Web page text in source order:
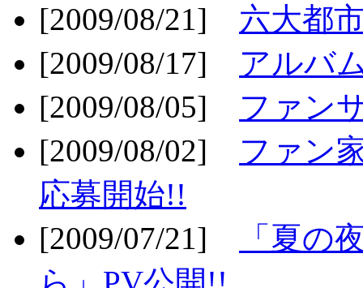
[2009/08/21] 六大都
[2009/08/17] アルバ
[2009/08/05] ファン
[2009/08/02] ファン
応募開始!!
[2009/07/21]
「夏の